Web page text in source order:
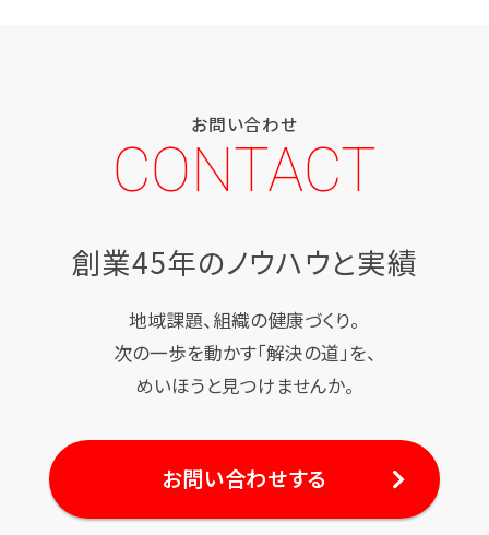
お問い合わせ
CONTACT
創業45年のノウハウと実績
地域課題、組織の健康づくり。
次の一歩を動かす「解決の道」を、
めいほうと見つけませんか。
お問い合わせする